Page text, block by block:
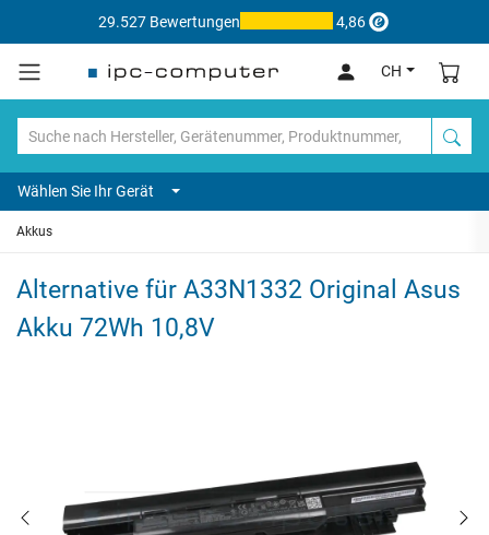
29.527 Bewertungen 4,86
CH
Wählen Sie Ihr Gerät
Akkus
Alternative für A33N1332 Original Asus
Akku 72Wh 10,8V